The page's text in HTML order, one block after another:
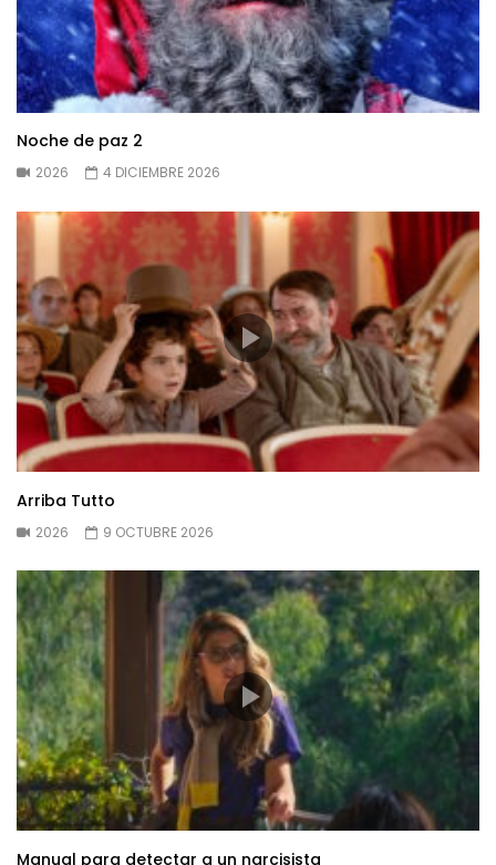
Noche de paz 2
2026 4 DICIEMBRE 2026
Arriba Tutto
2026 9 OCTUBRE 2026
Manual para detectar a un narcisista